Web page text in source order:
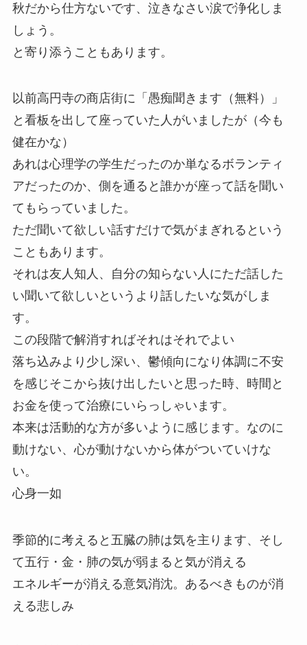
秋だから仕方ないです、泣きなさい涙で浄化しま
しょう。
と寄り添うこともあります。
以前高円寺の商店街に「愚痴聞きます（無料）」
と看板を出して座っていた人がいましたが（今も
健在かな）
あれは心理学の学生だったのか単なるボランティ
アだったのか、側を通ると誰かが座って話を聞い
てもらっていました。
ただ聞いて欲しい話すだけで気がまぎれるという
こともあります。
それは友人知人、自分の知らない人にただ話した
い聞いて欲しいというより話したいな気がしま
す。
この段階で解消すればそれはそれでよい
落ち込みより少し深い、鬱傾向になり体調に不安
を感じそこから抜け出したいと思った時、時間と
お金を使って治療にいらっしゃいます。
本来は活動的な方が多いように感じます。なのに
動けない、心が動けないから体がついていけな
い。
心身一如
季節的に考えると五臓の肺は気を主ります、そし
て五行・金・肺の気が弱まると気が消える
エネルギーが消える意気消沈。あるべきものが消
える悲しみ